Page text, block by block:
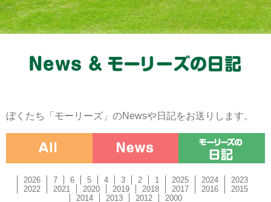
ぼくたち「モーリーズ」のNewsや日記をお送りします。
2026 7 6 5 4 3 2 1 2025 2024
2023
2022
2021 2020 2019 2018 2017 2016
2015
2014
2013 2012 2000